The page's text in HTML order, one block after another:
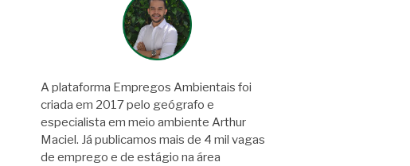
A plataforma Empregos Ambientais foi
criada em 2017 pelo geógrafo e
especialista em meio ambiente Arthur
Maciel. Já publicamos mais de 4 mil vagas
de emprego e de estágio na área